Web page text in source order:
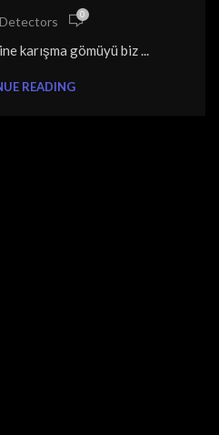
0
karışma gömüyü biz ...
READING